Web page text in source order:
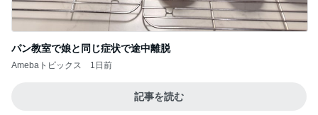
パン教室で娘と同じ症状で途中離脱
Amebaトピックス 1日前
記事を読む